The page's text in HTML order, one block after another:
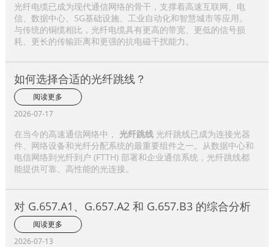
光纤电缆已成为现代通信网络的骨干，支撑着高速互联网、电
信、数据中心、5G基础设施、工业自动化和智慧城市等应用。
与传统的铜缆相比，光纤电缆具有更高的带宽、更低的信号损
耗、更长的传输距离和更强的抗电磁干扰能力。
如何选择合适的光纤跳线？
阅读更多
2026-07-17
在当今的高速通信网络中， 光纤跳线光纤跳线已成为连接光器
件、网络设备和光纤分配系统的最重要组件之一。从数据中心和
电信网络到光纤到户 (FTTH) 部署和企业通信系统，光纤跳线都
能提供可靠、高性能的光连接。
对 G.657.A1、G.657.A2 和 G.657.B3 的综合分析
阅读更多
2026-07-13